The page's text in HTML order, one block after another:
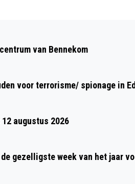
DE
van Bennekom
voor terrorisme/ spionage in
augustus 2026
gezelligste week van het jaar